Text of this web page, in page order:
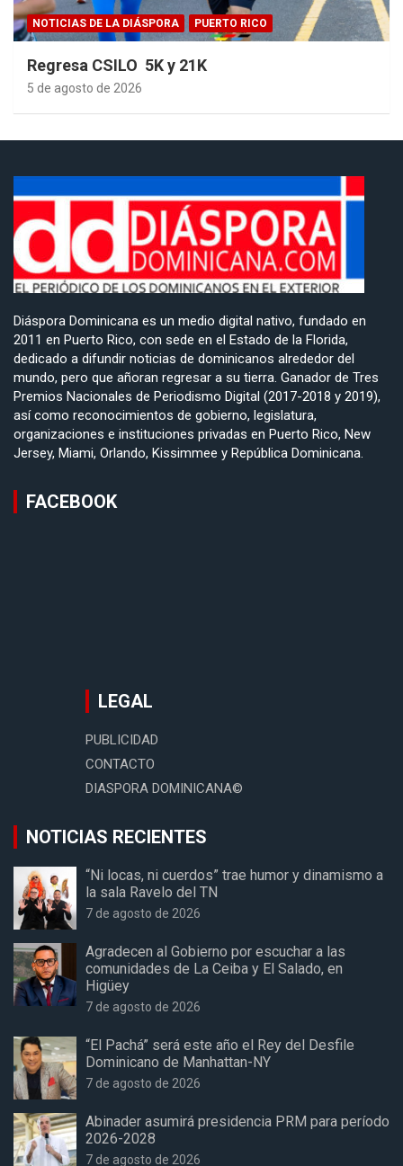
NOTICIAS DE LA DIÁSPORA PUERTO RICO
Regresa CSILO 5K y 21K
5 de agosto de 2026
Diáspora Dominicana es un medio digital nativo, fundado en
2011 en Puerto Rico, con sede en el Estado de la Florida,
dedicado a difundir noticias de dominicanos alrededor del
mundo, pero que añoran regresar a su tierra. Ganador de Tres
Premios Nacionales de Periodismo Digital (2017-2018 y 2019),
así como reconocimientos de gobierno, legislatura,
organizaciones e instituciones privadas en Puerto Rico, New
Jersey, Miami, Orlando, Kissimmee y República Dominicana.
FACEBOOK
LEGAL
PUBLICIDAD
CONTACTO
DIASPORA DOMINICANA©
NOTICIAS RECIENTES
“Ni locas, ni cuerdos” trae humor y dinamismo a
la sala Ravelo del TN
7 de agosto de 2026
Agradecen al Gobierno por escuchar a las
comunidades de La Ceiba y El Salado, en
Higüey
7 de agosto de 2026
“El Pachá” será este año el Rey del Desfile
Dominicano de Manhattan-NY
7 de agosto de 2026
Abinader asumirá presidencia PRM para período
2026-2028
7 de agosto de 2026